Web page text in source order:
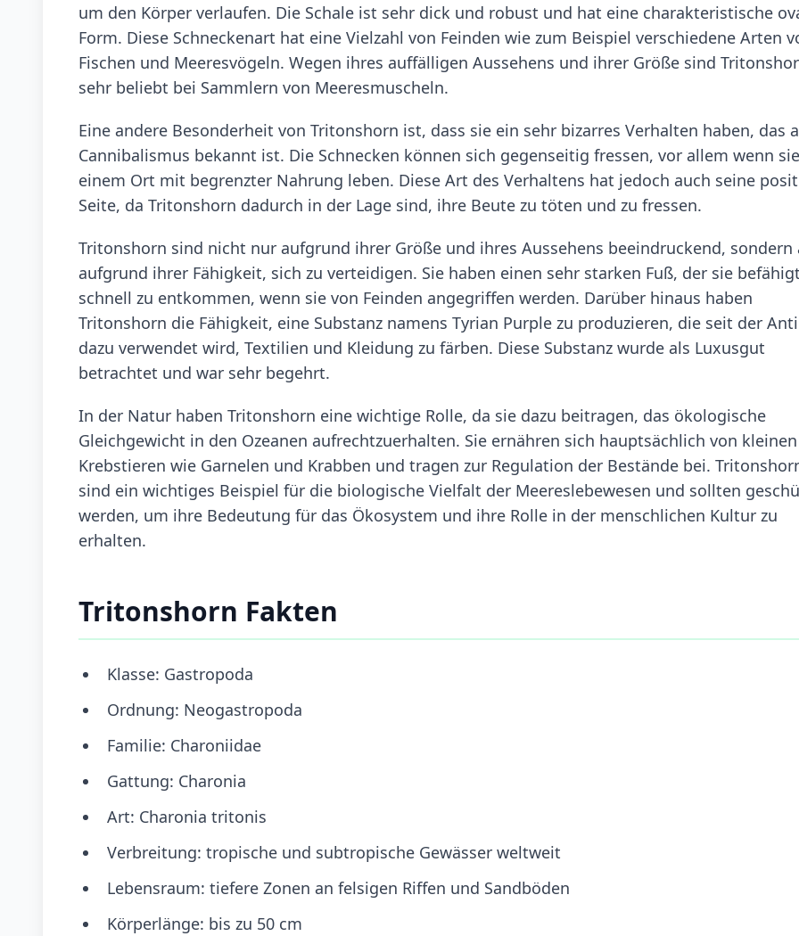
um den Körper verlaufen. Die Schale ist sehr dick und robust und hat eine charakteristische
Form. Diese Schneckenart hat eine Vielzahl von Feinden wie zum Beispiel verschiedene Arten
Fischen und Meeresvögeln. Wegen ihres auffälligen Aussehens und ihrer Größe sind
sehr beliebt bei Sammlern von Meeresmuscheln.
Eine andere Besonderheit von Tritonshorn ist, dass sie ein sehr bizarres Verhalten haben, das
Cannibalismus bekannt ist. Die Schnecken können sich gegenseitig fressen, vor allem wenn
einem Ort mit begrenzter Nahrung leben. Diese Art des Verhaltens hat jedoch auch seine
Seite, da Tritonshorn dadurch in der Lage sind, ihre Beute zu töten und zu fressen.
Tritonshorn sind nicht nur aufgrund ihrer Größe und ihres Aussehens beeindruckend, sondern
aufgrund ihrer Fähigkeit, sich zu verteidigen. Sie haben einen sehr starken Fuß, der sie
schnell zu entkommen, wenn sie von Feinden angegriffen werden. Darüber hinaus haben
Tritonshorn die Fähigkeit, eine Substanz namens Tyrian Purple zu produzieren, die seit der
dazu verwendet wird, Textilien und Kleidung zu färben. Diese Substanz wurde als Luxusgut
betrachtet und war sehr begehrt.
In der Natur haben Tritonshorn eine wichtige Rolle, da sie dazu beitragen, das ökologische
Gleichgewicht in den Ozeanen aufrechtzuerhalten. Sie ernähren sich hauptsächlich von kleinen
Krebstieren wie Garnelen und Krabben und tragen zur Regulation der Bestände bei.
sind ein wichtiges Beispiel für die biologische Vielfalt der Meereslebewesen und sollten
werden, um ihre Bedeutung für das Ökosystem und ihre Rolle in der menschlichen Kultur zu
erhalten.
Tritonshorn Fakten
Klasse: Gastropoda
Ordnung: Neogastropoda
Familie: Charoniidae
Gattung: Charonia
Art: Charonia tritonis
Verbreitung: tropische und subtropische Gewässer weltweit
Lebensraum: tiefere Zonen an felsigen Riffen und Sandböden
Körperlänge: bis zu 50 cm